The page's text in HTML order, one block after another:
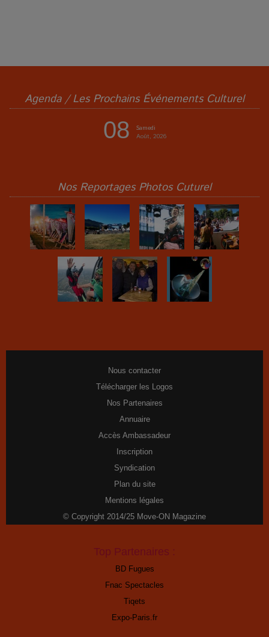
Agenda / Les Prochains Événements Culturel
08
Samedi
Août, 2026
Nos Reportages Photos Cuturel
Nous contacter
Télécharger les Logos
Nos Partenaires
Annuaire
Accès Ambassadeur
Inscription
Syndication
Plan du site
Mentions légales
© Copyright 2014/25 Move-ON Magazine
BD Fugues
Fnac Spectacles
Tiqets
Expo-Paris.fr